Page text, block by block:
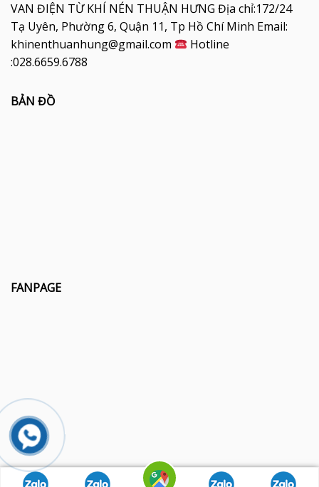
VAN ĐIỆN TỪ KHÍ NÉN THUẬN HƯNG Địa chỉ:172/24
Tạ Uyên, Phường 6, Quận 11, Tp Hồ Chí Minh Email:
khinenthuanhung@gmail.com
Hotline
:028.6659.6788
BẢN ĐỒ
FANPAGE